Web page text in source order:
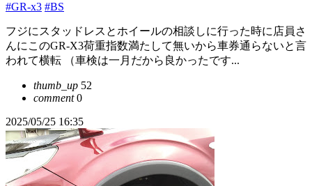
#GR-x3 #BS
フジにスタッドレスとホイールの相談しに行った時に店員さ
んにこのGR-X3荷重指数満たして無いから車券通らないと言
われて横転 （車検は一月だから良かったです...
thumb_up 52
comment0
2025/05/25 16:35